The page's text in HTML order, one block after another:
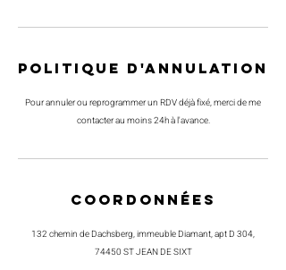
Politique d'annulation
Pour annuler ou reprogrammer un RDV déjà fixé, merci de me
contacter au moins 24h à l'avance.
Coordonnées
132 chemin de Dachsberg, immeuble Diamant, apt D 304,
74450 ST JEAN DE SIXT